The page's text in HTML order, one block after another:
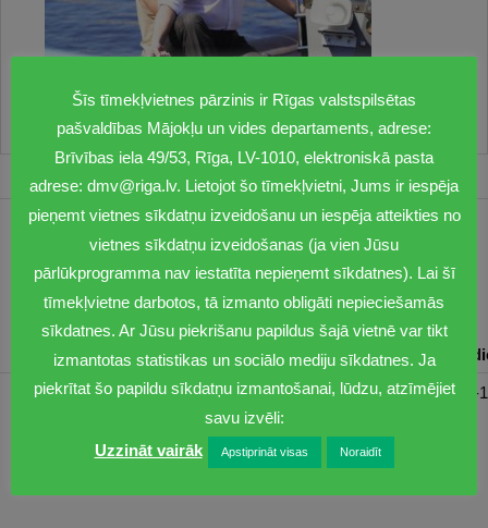
1201
dmv@riga.lv
Pirmdiena Otrdiena Trešdiena Ceturtdiena
08:30-17:00 08:00-17:00 08:00-17:00 08:00-17:00 08:00-
Šīs tīmekļvietnes pārzinis ir Rīgas valstspilsētas
pašvaldības Mājokļu un vides departaments, adrese:
Brīvības iela 49/53, Rīga, LV-1010, elektroniskā pasta
adrese: dmv@riga.lv. Lietojot šo tīmekļvietni, Jums ir iespēja
pieņemt vietnes sīkdatņu izveidošanu un iespēja atteikties no
vietnes sīkdatņu izveidošanas (ja vien Jūsu
pārlūkprogramma nav iestatīta nepieņemt sīkdatnes). Lai šī
tīmekļvietne darbotos, tā izmanto obligāti nepieciešamās
sīkdatnes. Ar Jūsu piekrišanu papildus šajā vietnē var tikt
izmantotas statistikas un sociālo mediju sīkdatnes. Ja
piekrītat šo papildu sīkdatņu izmantošanai, lūdzu, atzīmējiet
savu izvēli:
Uzzināt vairāk
Apstiprināt visas Noraidīt